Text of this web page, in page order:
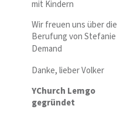
mit Kindern
Wir freuen uns über die
Berufung von Stefanie
Demand
Danke, lieber Volker
YChurch Lemgo
gegründet